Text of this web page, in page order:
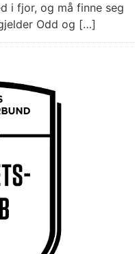
i fjor, og må finne seg
Odd og […]